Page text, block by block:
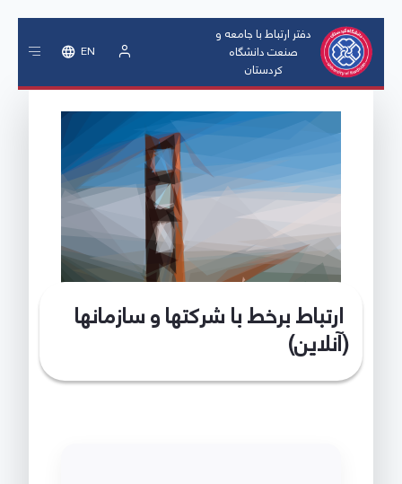
دفتر ارتباط با جامعه و
صنعت دانشگاه
کردستان
EN
ارتباط برخط با شرکتها و سازمانها
(آنلاین)